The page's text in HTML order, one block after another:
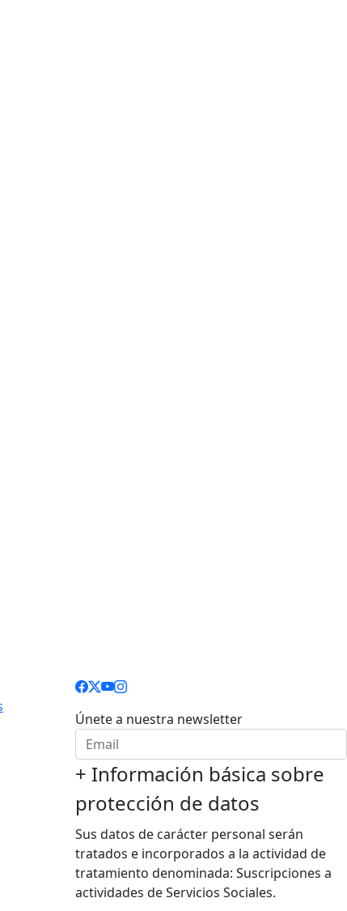
Únete a nuestra newsletter
+ Información básica sobre
protección de datos
Sus datos de carácter personal serán
tratados e incorporados a la actividad de
tratamiento denominada: Suscripciones a
actividades de Servicios Sociales.